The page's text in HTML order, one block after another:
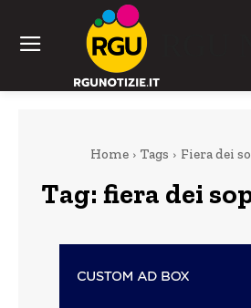
Home Tags Fiera dei
Tag: fiera dei